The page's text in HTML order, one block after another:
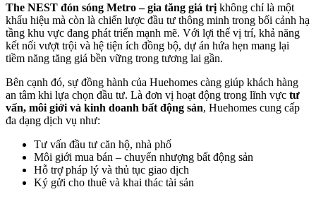
The NEST đón sóng Metro – gia tăng giá trị không chỉ là một
khẩu hiệu mà còn là chiến lược đầu tư thông minh trong bối cảnh hạ
tầng khu vực đang phát triển mạnh mẽ. Với lợi thế vị trí, khả năng
kết nối vượt trội và hệ tiện ích đồng bộ, dự án hứa hẹn mang lại
tiềm năng tăng giá bền vững trong tương lai gần.
Bên cạnh đó, sự đồng hành của Huehomes càng giúp khách hàng
an tâm khi lựa chọn đầu tư. Là đơn vị hoạt động trong lĩnh vực tư
vấn, môi giới và kinh doanh bất động sản, Huehomes cung cấp
đa dạng dịch vụ như:
Tư vấn đầu tư căn hộ, nhà phố
Môi giới mua bán – chuyển nhượng bất động sản
Hỗ trợ pháp lý và thủ tục giao dịch
Ký gửi cho thuê và khai thác tài sản